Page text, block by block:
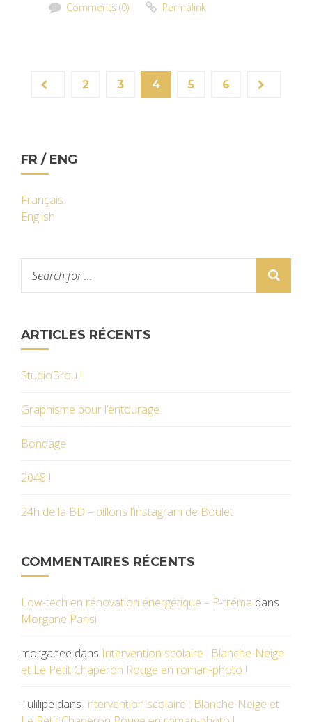
Comments (0)
Permalink
2 3 4 5 6
FR / ENG
Français
English
ARTICLES RÉCENTS
StudioBrou !
Graphisme pour l’entourage
Bondage
2048 !
24h de la BD – pillons l’instagram de Boulet
COMMENTAIRES RÉCENTS
Low-tech en rénovation énergétique – P-tréma dans
Morgane Parisi
morganee dans Intervention scolaire : Blanche-Neige
et Le Petit Chaperon Rouge en roman-photo !
Tulilipe dans Intervention scolaire : Blanche-Neige et